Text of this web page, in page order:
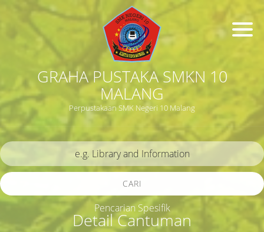
GRAHA PUSTAKA SMKN 10
MALANG
Perpustakaan SMK Negeri 10 Malang
Detail Cantuman
CARI
Pencarian Spesifik